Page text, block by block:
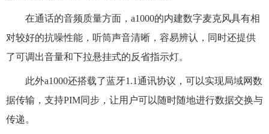
在通话的音频质量方面，a1000的内建数字麦克风具有相
对较好的抗噪性能，听筒声音清晰，容易辨认，同时还提供
了可调出音量和下拉悬挂式的反省指示灯。
此外a1000还搭载了蓝牙1.1通讯协议，可以实现局域网数
据传输，支持PIM同步，让用户可以随时随地进行数据交换与
传递。